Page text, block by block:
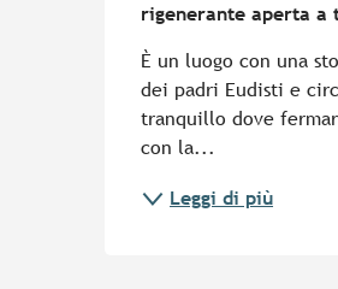
rigenerante aperta a
È un luogo con una
dei padri Eudisti e
tranquillo dove
con la...
Leggi di più